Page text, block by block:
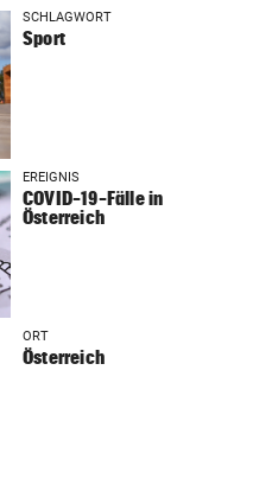
SCHLAGWORT
Sport
EREIGNIS
COVID-19-Fälle in
Österreich
ORT
Österreich